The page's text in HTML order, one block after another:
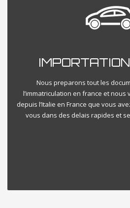
Nous preparons tout les
l’immatriculation en france et nous
depuis l’Italie en France que vous
vous dans des delais rapides et